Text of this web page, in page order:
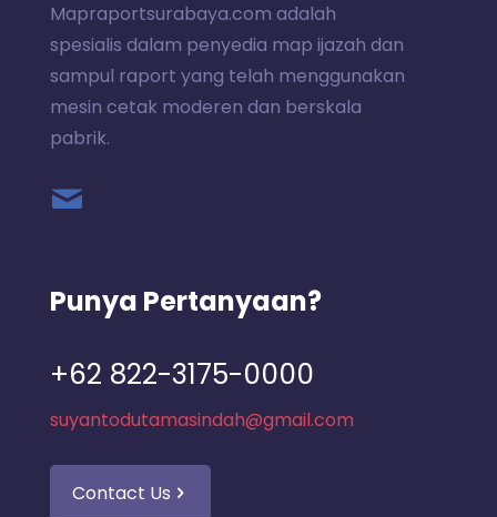
Mapraportsurabaya.com adalah
spesialis dalam penyedia map ijazah dan
sampul raport yang telah menggunakan
mesin cetak moderen dan berskala
pabrik.
Punya Pertanyaan?
+62 822-3175-0000
suyantodutamasindah@gmail.com
Contact Us